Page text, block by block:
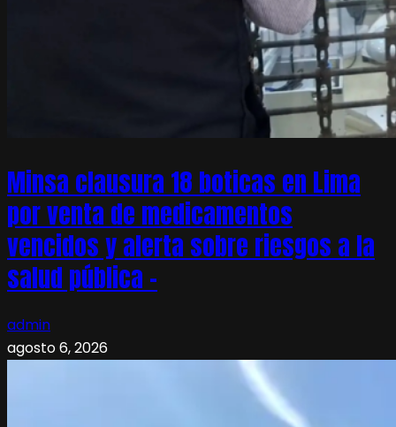
Minsa clausura 18 boticas en Lima
por venta de medicamentos
vencidos y alerta sobre riesgos a la
salud pública –
admin
agosto 6, 2026